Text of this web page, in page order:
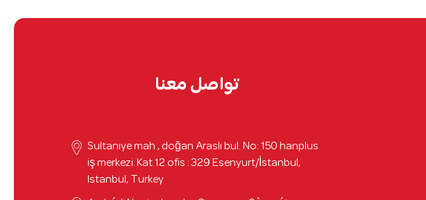
تواصل معنا
Sultanıye mah , doğan Araslı bul. No: 150 hanplus
iş merkezi. Kat 12 ofis : 329 Esenyurt/İstanbul,
Istanbul, Turkey